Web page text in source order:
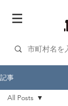
記事
All Posts